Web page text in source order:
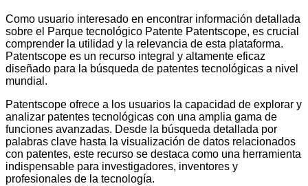
Como usuario interesado en encontrar información detallada
sobre el Parque tecnológico Patente Patentscope, es crucial
comprender la utilidad y la relevancia de esta plataforma.
Patentscope es un recurso integral y altamente eficaz
diseñado para la búsqueda de patentes tecnológicas a nivel
mundial.
Patentscope ofrece a los usuarios la capacidad de explorar y
analizar patentes tecnológicas con una amplia gama de
funciones avanzadas. Desde la búsqueda detallada por
palabras clave hasta la visualización de datos relacionados
con patentes, este recurso se destaca como una herramienta
indispensable para investigadores, inventores y
profesionales de la tecnología.